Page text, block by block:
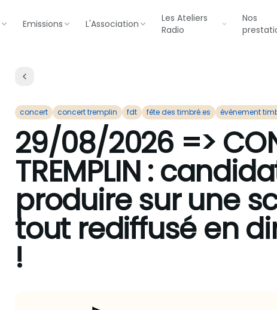
Emissions L'Association
Les Ateliers
Radio
Nos
concert concert tremplin fdt fête des timbré.es évènement
29/08/2026 =>
TREMPLIN :
produire sur une
tout rediffusé en
!